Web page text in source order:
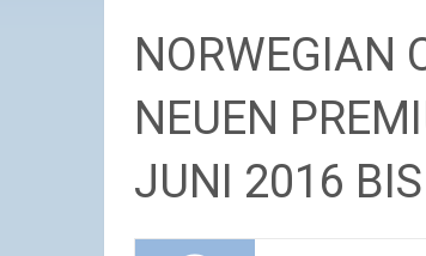
NORWEGIAN
NEUEN
JUNI 2016